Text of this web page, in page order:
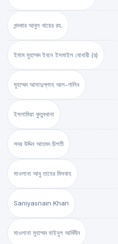
খন্দকার আবুল খায়ের রহ.
ইমাম মুহাম্মদ ইবনে ইসমাইল বোখারী (র)
মুহাম্মদ আসাদুল্লাহ আল-গালিব
ইসলামিয়া কুতুবখানা
সদর উদ্দিন আহমদ চিশতী
মাওলানা আবু তাহের মিসবাহ
Saniyasnain Khan
মাওলানা মুহাম্মদ যাইনুল আবিদীন